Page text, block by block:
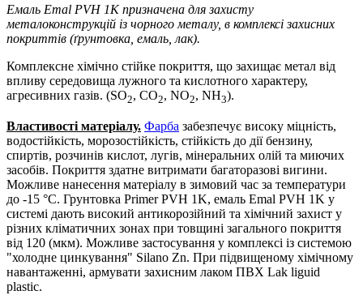
Емаль Emal PVH 1K призначена для захисту
металоконструкцій із чорного металу, в комплексі захисних
покриттів (ґрунтовка, емаль, лак).
Комплексне хімічно стійке покриття, що захищає метал від
впливу середовища лужного та кислотного характеру,
агресивних газів. (SO2, CO2, NO2, NH3).
Властивості матеріалу. Фарба забезпечує високу міцність,
водостійкість, морозостійкість, стійкість до дії бензину,
спиртів, розчинів кислот, лугів, мінеральних олій та миючих
засобів. Покриття здатне витримати багаторазові вигини.
Можливе нанесення матеріалу в зимовий час за температури
до -15 °С. Грунтовка Primer PVH 1K, емаль Emal PVH 1K у
системі дають високий антикорозійний та хімічний захист у
різних кліматичних зонах при товщині загального покриття
від 120 (мкм). Можливе застосування у комплексі із системою
"холодне цинкування" Silano Zn. При підвищеному хімічному
навантаженні, армувати захисним лаком ПВХ Lak liguid
plastic.